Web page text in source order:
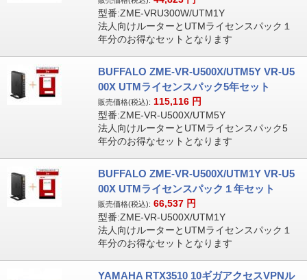
型番:ZME-VRU300W/UTM1Y
法人向けルーターとUTMライセンスパック１
年分のお得なセットとなります
BUFFALO ZME-VR-U500X/UTM5Y VR-U5
00X UTMライセンスパック5年セット
販売価格(税込): 115,116 円
型番:ZME-VR-U500X/UTM5Y
法人向けルーターとUTMライセンスパック5
年分のお得なセットとなります
BUFFALO ZME-VR-U500X/UTM1Y VR-U5
00X UTMライセンスパック１年セット
販売価格(税込): 66,537 円
型番:ZME-VR-U500X/UTM1Y
法人向けルーターとUTMライセンスパック１
年分のお得なセットとなります
YAMAHA RTX3510 10ギガアクセスVPNル